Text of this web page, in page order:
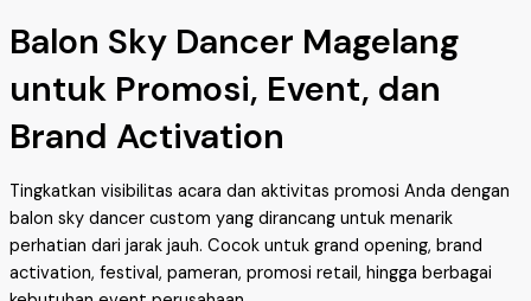
Balon Sky Dancer Magelang
untuk Promosi, Event, dan
Brand Activation
Tingkatkan visibilitas acara dan aktivitas promosi Anda dengan
balon sky dancer custom yang dirancang untuk menarik
perhatian dari jarak jauh. Cocok untuk grand opening, brand
activation, festival, pameran, promosi retail, hingga berbagai